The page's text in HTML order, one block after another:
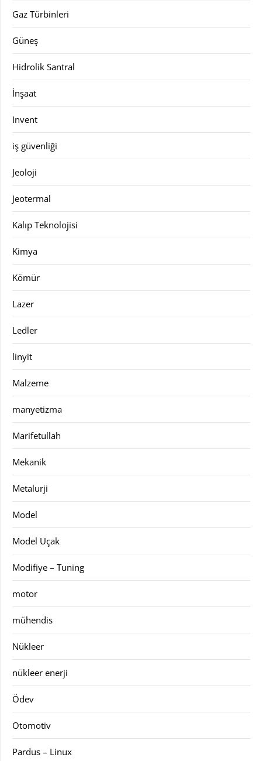
Gaz Türbinleri
Güneş
Hidrolik Santral
İnşaat
Invent
iş güvenliği
Jeoloji
Jeotermal
Kalıp Teknolojisi
Kimya
Kömür
Lazer
Ledler
linyit
Malzeme
manyetizma
Marifetullah
Mekanik
Metalurji
Model
Model Uçak
Modifiye – Tuning
motor
mühendis
Nükleer
nükleer enerji
Ödev
Otomotiv
Pardus – Linux